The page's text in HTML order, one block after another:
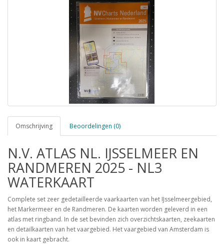
Omschrijving Beoordelingen (0)
N.V. ATLAS NL. IJSSELMEER EN
RANDMEREN 2025 - NL3
WATERKAART
Complete set zeer gedetailleerde vaarkaarten van het IJsselmeergebied,
het Markermeer en de Randmeren. De kaarten worden geleverd in een
atlas met ringband. In de set bevinden zich overzichtskaarten, zeekaarten
en detailkaarten van het vaargebied. Het vaargebied van Amsterdam is
ook in kaart gebracht.